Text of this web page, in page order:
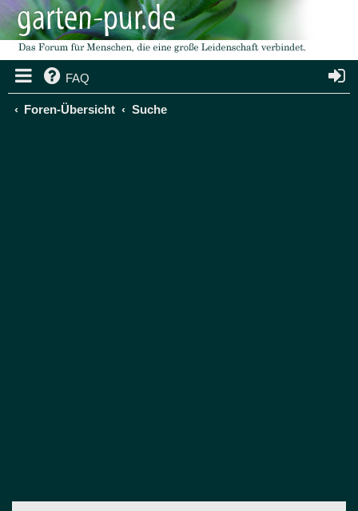
FAQ
Foren-Übersicht Suche